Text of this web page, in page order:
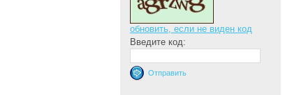
обновить, если не виден код
Введите код: